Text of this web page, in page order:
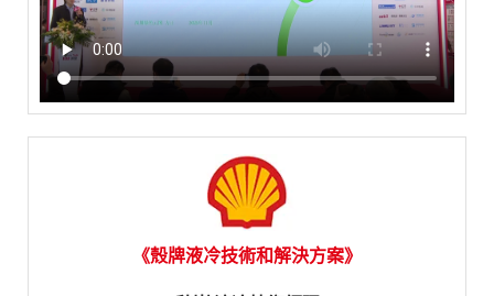
《殼牌液冷技術和解決方案》